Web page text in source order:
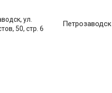
Петрозаводск
ул.
50, стр. 6